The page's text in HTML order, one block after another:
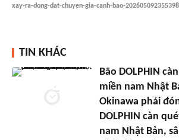
xay-ra-dong-dat-chuyen-gia-canh-bao-
TIN KHÁC
Bão DOLPHIN
miền nam Nhật
Okinawa phải
DOLPHIN càn
nam Nhật Bản,